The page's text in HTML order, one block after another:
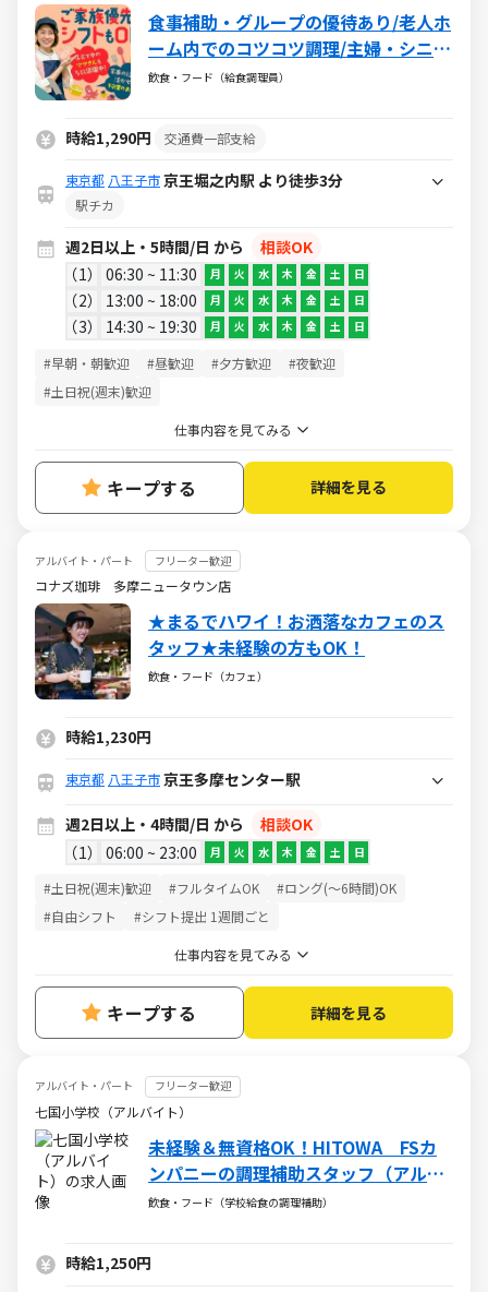
食事補助・グループの優待あり/老人ホ
ーム内でのコツコツ調理/主婦・シニア
活躍中/扶養内・WワークもOK
飲食・フード（給食調理員）
時給1,290円 交通費一部支給
東京都 八王子市京王堀之内駅 より徒歩3分
駅チカ
週2日以上・5時間/日 から
相談OK
1
06:30 ~ 11:30 月 火 水 木 金 土 日
2 13:00 ~ 18:00 月 火 水 木 金 土 日
3 14:30 ~ 19:30 月 火 水 木 金 土 日
#早朝・朝歓迎 #昼歓迎 #夕方歓迎
#夜歓迎
#土日祝(週末)歓迎
仕事内容を見てみる
キープする 詳細を見る
アルバイト・パート フリーター歓迎
コナズ珈琲 多摩ニュータウン店
★まるでハワイ！お洒落なカフェのス
タッフ★未経験の方もOK！
飲食・フード（カフェ）
時給1,230円
東京都 八王子市京王多摩センター駅
週2日以上・4時間/日 から
相談OK
1
06:00 ~ 23:00 月 火 水 木 金 土 日
#土日祝(週末)歓迎 #フルタイムOK
#ロング(～6時間)OK
#自由シフト
#シフト提出 1週間ごと
仕事内容を見てみる
キープする 詳細を見る
アルバイト・パート フリーター歓迎
七国小学校（アルバイト）
未経験＆無資格OK！HITOWA FSカ
ンパニーの調理補助スタッフ（アルバ
イト・パート）求人
飲食・フード（学校給食の調理補助）
時給1,250円